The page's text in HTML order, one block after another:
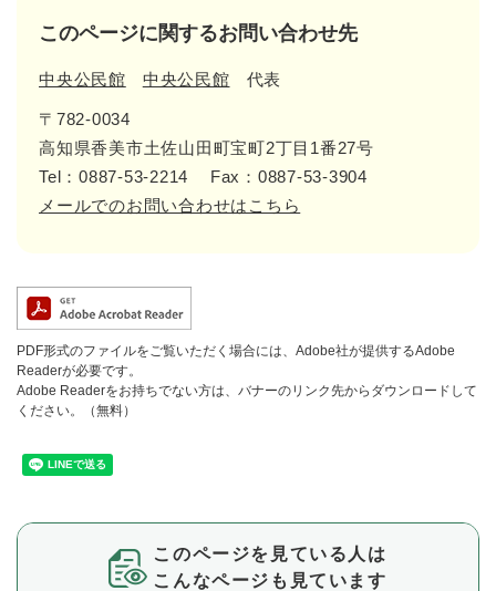
このページに関するお問い合わせ先
中央公民館 中央公民館 代表
〒782-0034
高知県香美市土佐山田町宝町2丁目1番27号
Tel：0887-53-2214
Fax：0887-53-3904
メールでのお問い合わせはこちら
PDF形式のファイルをご覧いただく場合には、Adobe社が提供するAdobe
Readerが必要です。
Adobe Readerをお持ちでない方は、バナーのリンク先からダウンロードして
ください。（無料）
このページを見ている人は
こんなページも見ています